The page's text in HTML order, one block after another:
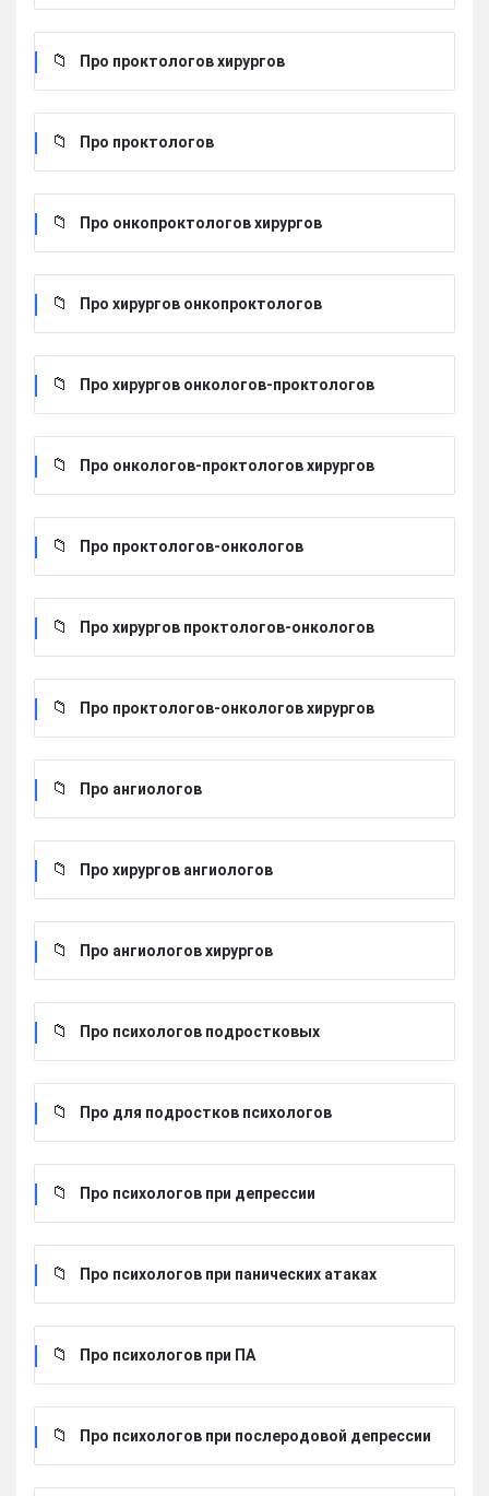
Про проктологов хирургов
Про проктологов
Про онкопроктологов хирургов
Про хирургов онкопроктологов
Про хирургов онкологов-проктологов
Про онкологов-проктологов хирургов
Про проктологов-онкологов
Про хирургов проктологов-онкологов
Про проктологов-онкологов хирургов
Про ангиологов
Про хирургов ангиологов
Про ангиологов хирургов
Про психологов подростковых
Про для подростков психологов
Про психологов при депрессии
Про психологов при панических атаках
Про психологов при ПА
Про психологов при послеродовой депрессии